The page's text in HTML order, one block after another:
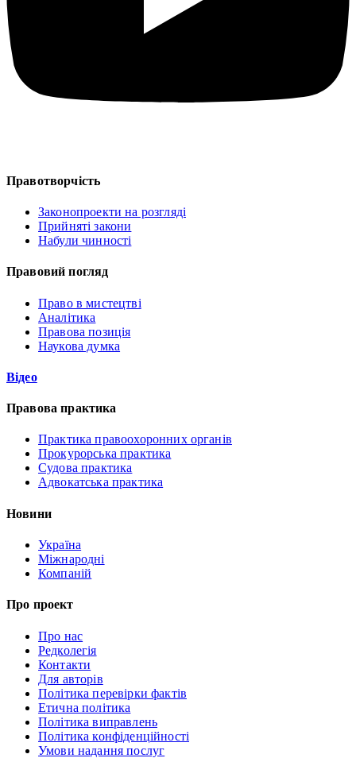
Правотворчість
Законопроекти на розгляді
Прийняті закони
Набули чинності
Правовий погляд
Право в мистецтві
Аналітика
Правова позиція
Наукова думка
Відео
Правова практика
Практика правоохоронних органів
Прокурорська практика
Судова практика
Адвокатська практика
Новини
Україна
Міжнародні
Компаній
Про проект
Про нас
Редколегія
Контакти
Для авторів
Політика перевірки фактів
Етична політика
Політика виправлень
Політика конфіденційності
Умови надання послуг